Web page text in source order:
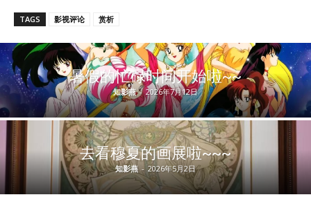
TAGS 影视评论 赏析
暑假的忙碌时间开始啦~~
知影燕 - 2026年7月12日
去看穆夏的画展啦~~~
知影燕 - 2026年5月2日